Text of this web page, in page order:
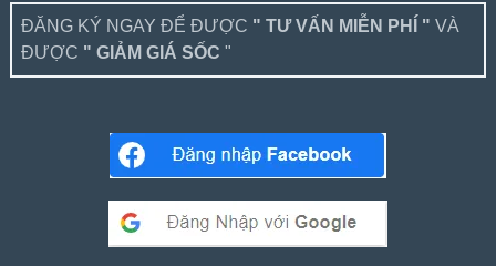
ĐĂNG KÝ NGAY ĐỂ ĐƯỢC " TƯ VẤN MIỄN PHÍ " VÀ
ĐƯỢC " GIẢM GIÁ SỐC "